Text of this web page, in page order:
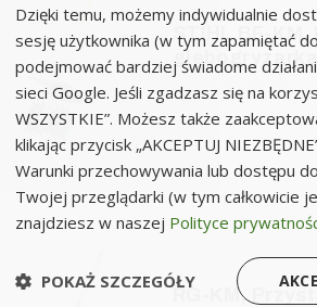
STIHL BF-
glebogryzarka
RG-KM,
Dzięki temu, możemy indywidualnie
sesję użytkownika (w tym zapamiętać
podejmować bardziej świadome
sieci Google. Jeśli zgadzasz się na
WSZYSTKIE”. Możesz także
klikając przycisk „AKCEPTUJ
Warunki przechowywania lub dostępu
Twojej przeglądarki (w tym całkowicie
znajdziesz w naszej Polityce
POKAŻ SZCZEGÓŁY